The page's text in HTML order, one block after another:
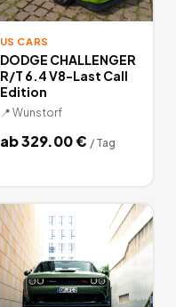
US CARS
DODGE CHALLENGER
R/T 6.4 V8-Last Call
Edition
📍 Wunstorf
ab329.00€ / Tag